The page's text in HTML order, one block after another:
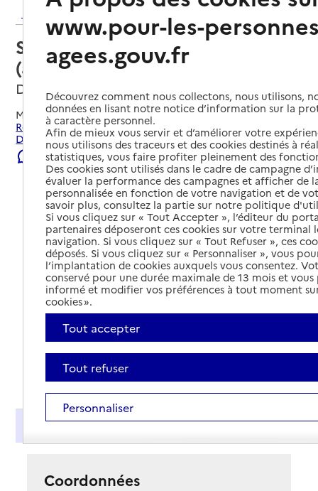
Retour aux résultats de l'annuaire
Service autonomie à domicile
(aide) – Services du ISP
Deshaies, GUADELOUPE
Mis à jour le05/08/2026
Rechercher les établissements et services autour de
Deshaies.
Signaler une erreur
Présentation
Coordonnées
www.pour-les-
agees.gouv.fr
Découvrez comment nous collectons, nous utilisons,
données en lisant notre notice d’information sur la
à caractère personnel.
Afin de mieux vous servir et d’améliorer votre
nous utilisons des traceurs et des cookies destinés à
statistiques, vous faire profiter pleinement des
Des cookies sont utilisés dans le cadre de campagne
évaluer la performance des campagnes et afficher de
personnalisée en fonction de votre navigation et de
savoir plus, consultez la partie sur notre politique
Si vous cliquez sur « Tout Accepter », l’éditeur du
partenaires déposeront ces cookies sur votre terminal
navigation. Si vous cliquez sur « Tout Refuser », ces
déposés. Si vous cliquez sur « Personnaliser », vous
l’implantation de cookies auxquels vous consentez.
conservé pour une durée maximale de 13 mois et
informé et modifier vos préférences à tout moment
cookies ».
Tout accepter
Tout refuser
Personnaliser